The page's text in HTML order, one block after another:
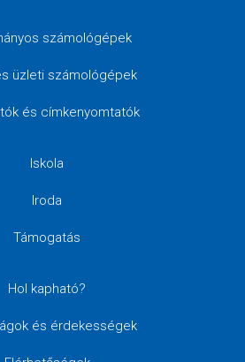
számológépek
üzleti számológépek
és címkenyomtatók
Iskola
Iroda
Támogatás
Hol kapható?
és érdekességek